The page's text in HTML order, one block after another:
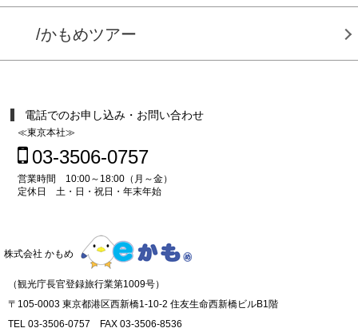
/かもめツアー
電話でのお申し込み・お問い合わせ
≪東京本社≫
03-3506-0757
営業時間 10:00～18:00（月～金）
定休日 土・日・祝日・年末年始
株式会社 かもめ
（観光庁長官登録旅行業第1009号）
〒105-0003 東京都港区西新橋1-10-2 住友生命西新橋ビルB1階
TEL 03-3506-0757 FAX 03-3506-8536